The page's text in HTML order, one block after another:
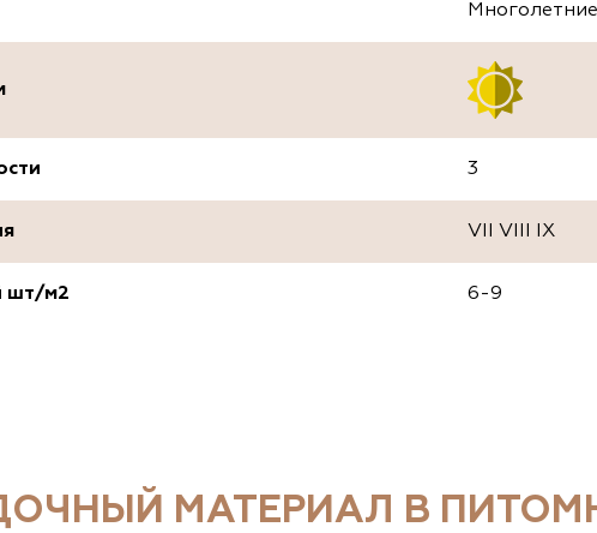
Многолетние
3
VII VIII IX
шт/м2 6-9
МАТЕРИАЛ В